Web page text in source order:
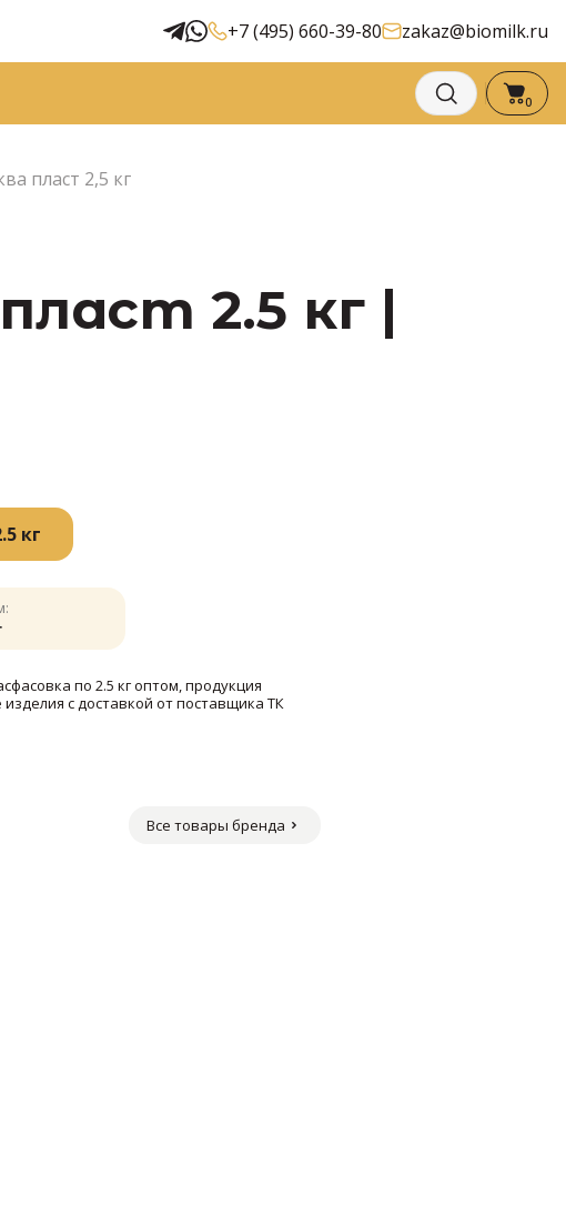
+7 (495) 660-39-80 zakaz@biomilk.ru
0
пласт 2,5 кг
2.5 кг |
кг
по 2.5 кг оптом, продукция
с доставкой от поставщика ТК
Все товары бренда